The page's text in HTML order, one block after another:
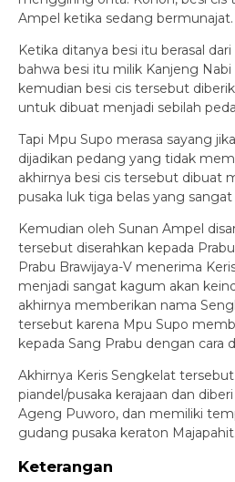
Ampel ketika sedang bermunajat.
Ketika ditanya besi itu berasal
bahwa besi itu milik Kanjeng
kemudian besi cis tersebut
untuk dibuat menjadi sebilah
Tapi Mpu Supo merasa sayang
dijadikan pedang yang tidak
akhirnya besi cis tersebut dibuat
pusaka luk tiga belas yang sangat
Kemudian oleh Sunan Ampel
tersebut diserahkan kepada
Prabu Brawijaya-V menerima
menjadi sangat kagum akan
akhirnya memberikan nama
tersebut karena Mpu Supo
kepada Sang Prabu dengan cara
Akhirnya Keris Sengkelat
piandel/pusaka kerajaan dan
Ageng Puworo, dan memiliki
gudang pusaka keraton Majapahit.
Keterangan